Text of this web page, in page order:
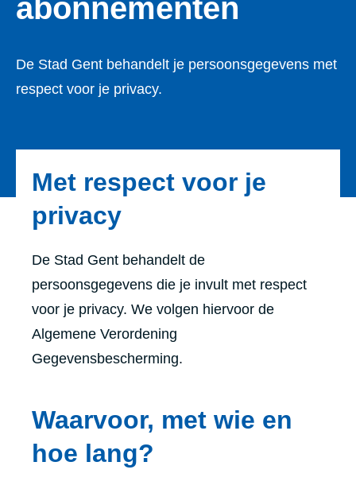
abonnementen
De Stad Gent behandelt je persoonsgegevens met
respect voor je privacy.
Met respect voor je
privacy
De Stad Gent behandelt de
persoonsgegevens die je invult met respect
voor je privacy. We volgen hiervoor de
Algemene Verordening
Gegevensbescherming.
Waarvoor, met wie en
hoe lang?